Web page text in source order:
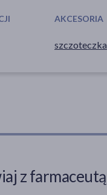
AKCESORIA
szczoteczka
z farmaceutą